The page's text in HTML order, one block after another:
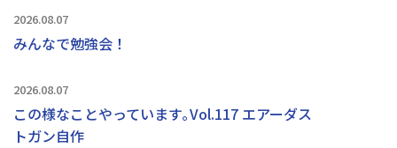
2026.08.07
みんなで勉強会！
2026.08.07
この様なことやっています｡Vol.117 エアーダス
トガン自作